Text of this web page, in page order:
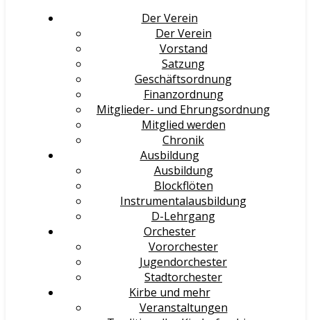
Der Verein
Der Verein
Vorstand
Satzung
Geschäftsordnung
Finanzordnung
Mitglieder- und Ehrungsordnung
Mitglied werden
Chronik
Ausbildung
Ausbildung
Blockflöten
Instrumentalausbildung
D-Lehrgang
Orchester
Vororchester
Jugendorchester
Stadtorchester
Kirbe und mehr
Veranstaltungen